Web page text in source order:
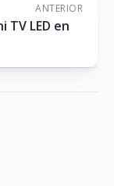
ANTERIOR
TV LED en